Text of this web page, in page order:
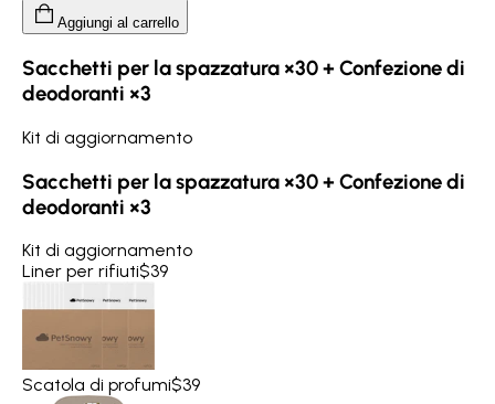
Aggiungi al carrello
Sacchetti per la spazzatura ×30 + Confezione di
deodoranti ×3
Kit di aggiornamento
Sacchetti per la spazzatura ×30 + Confezione di
deodoranti ×3
Kit di aggiornamento
Liner per rifiuti$39
Scatola di profumi$39